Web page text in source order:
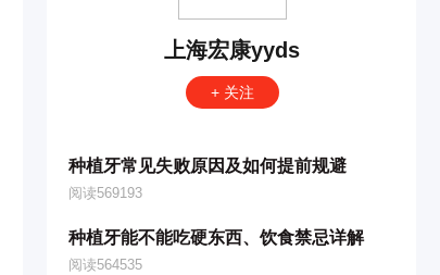
上海宏康yyds
+ 关注
种植牙常见失败原因及如何提前规避
阅读569193
种植牙能不能吃硬东西、饮食禁忌详解
阅读564535